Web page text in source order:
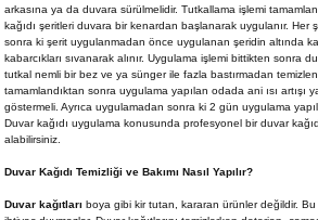
arkasına ya da duvara sürülmelidir. Tutkallama işlemi
kağıdı şeritleri duvara bir kenardan başlanarak uygulanır. Her
sonra ki şerit uygulanmadan önce uygulanan şeridin altında
kabarcıkları sıvanarak alınır. Uygulama işlemi bittikten sonra
tutkal nemli bir bez ve ya sünger ile fazla bastırmadan
tamamlandıktan sonra uygulama yapılan odada ani ısı artışı
göstermeli. Ayrıca uygulamadan sonra ki 2 gün uygulama
Duvar kağıdı uygulama konusunda profesyonel bir duvar
alabilirsiniz.
Duvar Kağıdı Temizliği ve Bakımı Nasıl Yapılır?
Duvar kağıtları boya gibi kir tutan, kararan ürünler değildir.